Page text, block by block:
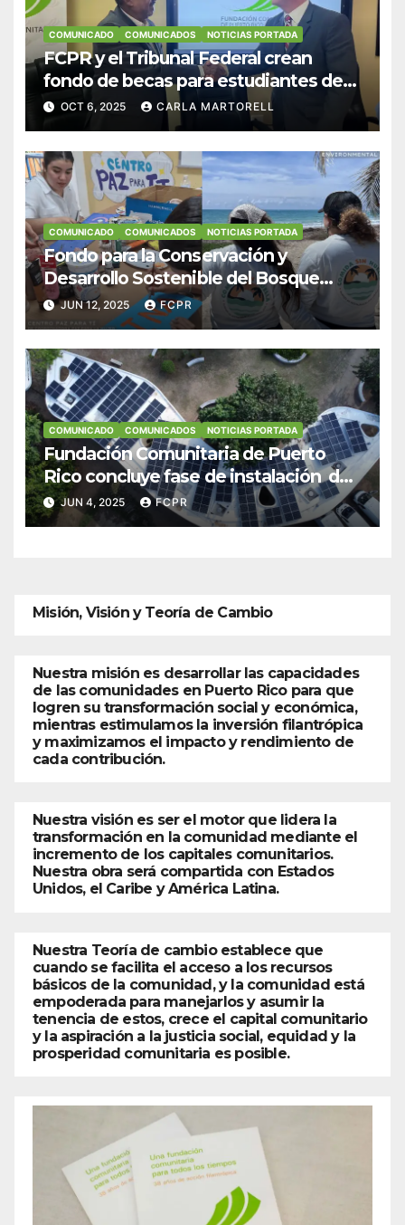
COMUNICADO COMUNICADOS NOTICIAS PORTADA
FCPR y el Tribunal Federal crean
fondo de becas para estudiantes de
Derecho en Puerto Rico
OCT 6, 2025 CARLA MARTORELL
COMUNICADO COMUNICADOS NOTICIAS PORTADA
Fondo para la Conservación y
Desarrollo Sostenible del Bosque
Modelo de Puerto Rico apoya
iniciativas impulsadoras hacia una
economía verde
JUN 12, 2025 FCPR
COMUNICADO COMUNICADOS NOTICIAS PORTADA
Fundación Comunitaria de Puerto
Rico concluye fase de instalación de
sistemas solares en negocios de
Culebra
JUN 4, 2025 FCPR
Misión, Visión y Teoría de Cambio
Nuestra misión es desarrollar las capacidades
de las comunidades en Puerto Rico para que
logren su transformación social y económica,
mientras estimulamos la inversión filantrópica
y maximizamos el impacto y rendimiento de
cada contribución.
Nuestra visión es ser el motor que lidera la
transformación en la comunidad mediante el
incremento de los capitales comunitarios.
Nuestra obra será compartida con Estados
Unidos, el Caribe y América Latina.
Nuestra Teoría de cambio establece que
cuando se facilita el acceso a los recursos
básicos de la comunidad, y la comunidad está
empoderada para manejarlos y asumir la
tenencia de estos, crece el capital comunitario
y la aspiración a la justicia social, equidad y la
prosperidad comunitaria es posible.